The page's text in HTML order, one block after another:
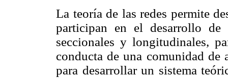
La teoría de las redes permite
participan en el desarrollo de
seccionales y longitudinales,
conducta de una comunidad de
para desarrollar un sistema